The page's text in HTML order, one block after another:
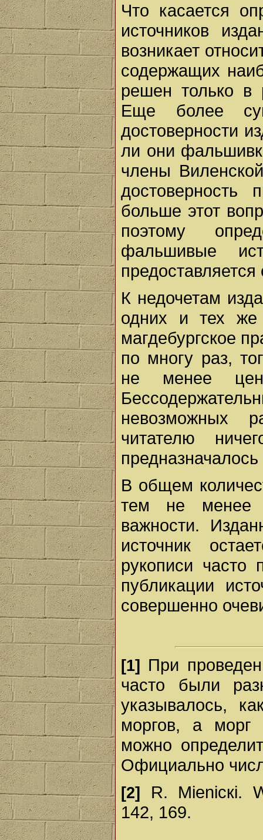
Что касается
источников
возникает
содержащих
решен только в
Еще более
достоверности
ли они
члены
достоверность
больше этот
поэтому
фальшивые
К недочетам
одних и тех же
магдебургское
по многу раз,
не менее
невозможных
читателю
В общем
тем не менее
важности.
источник
рукописи часто
публикации
совершенно
[1]
При
часто были
указывалось,
моргов, а морг
можно
Официально
[2]
R. Міеnіскі.
142, 169.